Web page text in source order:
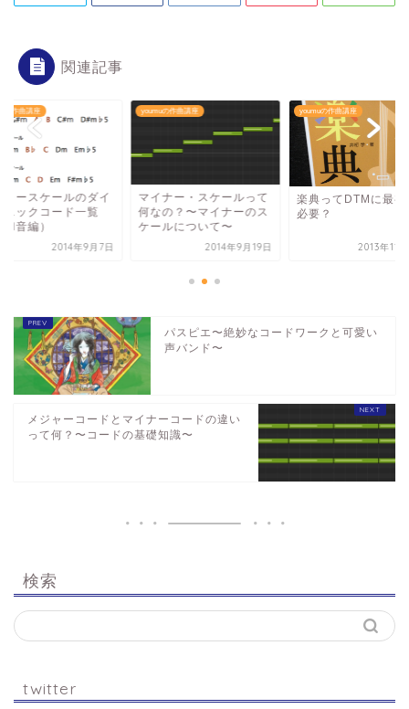
関連記事
の作曲講座
ャースケールのダイ
ニックコード一覧
音編）
2014年9月7日
youmuの作曲講座
マイナー・スケールって
何なの？〜マイナーのス
ケールについて〜
2014年9月19日
youmuの作曲講座
楽典ってDTMに最初
必要？
2013年11
パスピエ〜絶妙なコードワークと可愛い
声バンド〜
メジャーコードとマイナーコードの違い
って何？〜コードの基礎知識〜
検索
twitter